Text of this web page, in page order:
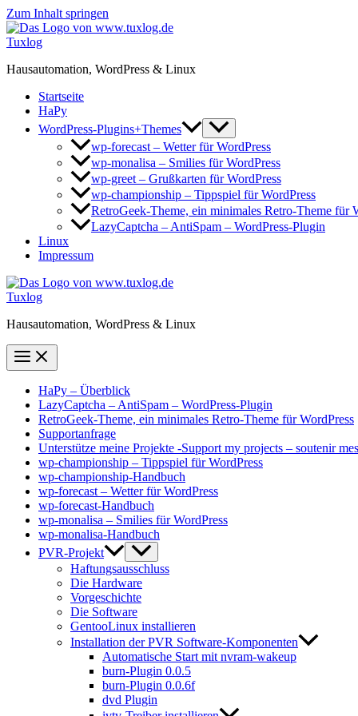
Zum Inhalt springen
Tuxlog
Hausautomation, WordPress & Linux
Startseite
HaPy
WordPress-Plugins+Themes
wp-forecast – Wetter für WordPress
wp-monalisa – Smilies für WordPress
wp-greet – Grußkarten für WordPress
wp-championship – Tippspiel für WordPress
RetroGeek-Theme, ein minimales Retro-Theme für
LazyCaptcha – AntiSpam – WordPress-Plugin
Linux
Impressum
Tuxlog
Hausautomation, WordPress & Linux
HaPy – Überblick
LazyCaptcha – AntiSpam – WordPress-Plugin
RetroGeek-Theme, ein minimales Retro-Theme für WordPress
Supportanfrage
Unterstütze meine Projekte -Support my projects – soutenir
wp-championship – Tippspiel für WordPress
wp-championship-Handbuch
wp-forecast – Wetter für WordPress
wp-forecast-Handbuch
wp-monalisa – Smilies für WordPress
wp-monalisa-Handbuch
PVR-Projekt
Haftungsausschluss
Die Hardware
Vorgeschichte
Die Software
GentooLinux installieren
Installation der PVR Software-Komponenten
Automatische Start mit nvram-wakeup
burn-Plugin 0.0.5
burn-Plugin 0.0.6f
dvd Plugin